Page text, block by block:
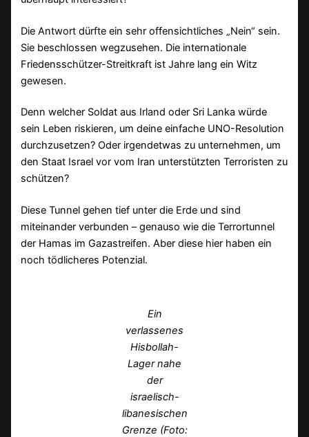
Die Antwort dürfte ein sehr offensichtliches „Nein“ sein.
Sie beschlossen wegzusehen. Die internationale
Friedensschützer-Streitkraft ist Jahre lang ein Witz
gewesen.
Denn welcher Soldat aus Irland oder Sri Lanka würde
sein Leben riskieren, um deine einfache UNO-Resolution
durchzusetzen? Oder irgendetwas zu unternehmen, um
den Staat Israel vor vom Iran unterstützten Terroristen zu
schützen?
Diese Tunnel gehen tief unter die Erde und sind
miteinander verbunden – genauso wie die Terrortunnel
der Hamas im Gazastreifen. Aber diese hier haben ein
noch tödlicheres Potenzial.
Ein
verlassenes
Hisbollah-
Lager nahe
der
israelisch-
libanesischen
Grenze (Foto: